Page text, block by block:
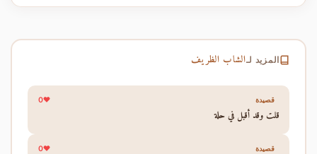
المزيد لـالشاب الظريف
قصيدة 0
قلت وقد أقبل في حلة
قصيدة 0